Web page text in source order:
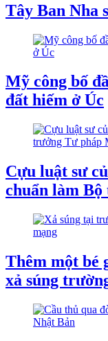
Tây Ban Nha
Mỹ công bố
đất hiếm ở Úc
Cựu luật sư
chuẩn làm
Thêm một bé
xả súng